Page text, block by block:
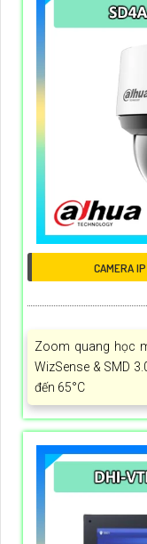
CAMERA
Zoom quang học
WizSense & SMD
đến 65°C